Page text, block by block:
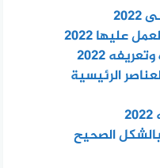
عليها 2022
2022
الرئيسية
الصحيح